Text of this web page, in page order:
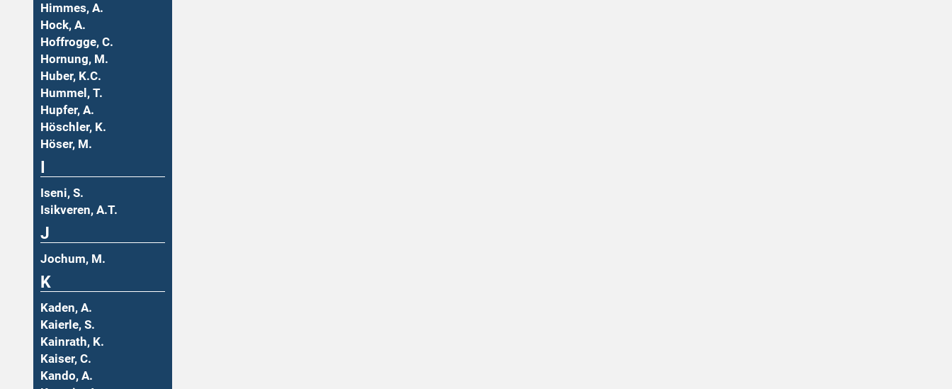
Himmes, A.
Hock, A.
Hoffrogge, C.
Hornung, M.
Huber, K.C.
Hummel, T.
Hupfer, A.
Höschler, K.
Höser, M.
Iseni, S.
Isikveren, A.T.
J
Jochum, M.
K
Kaden, A.
Kaierle, S.
Kainrath, K.
Kaiser, C.
Kando, A.